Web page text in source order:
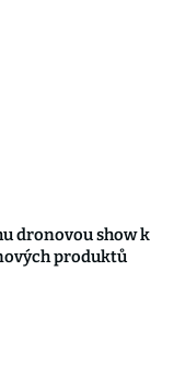
dronovou show k
produktů